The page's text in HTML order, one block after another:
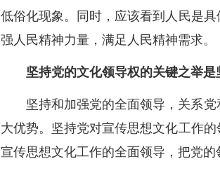
低俗化现象。同时，应该看到人民是
强人民精神力量，满足人民精神需求。
坚持党的文化领导权的关键之举
坚持和加强党的全面领导，关系
大优势。坚持党对宣传思想文化工作
宣传思想文化工作的全面领导，把党